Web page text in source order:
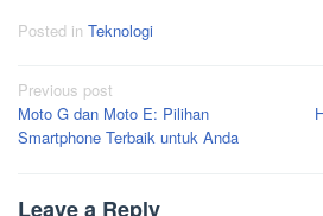
Posted in Teknologi
Post
navigation
Previous post
Moto G dan Moto E: Pilihan
Smartphone Terbaik untuk Anda
Leave a Reply